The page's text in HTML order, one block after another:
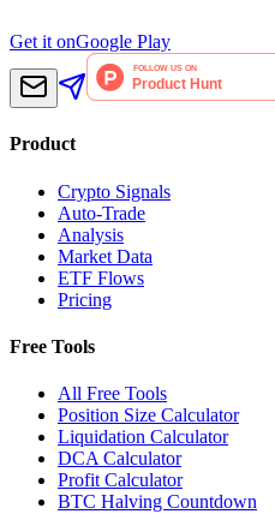
Get it onGoogle Play
Product
Crypto Signals
Auto-Trade
Analysis
Market Data
ETF Flows
Pricing
Free Tools
All Free Tools
Position Size Calculator
Liquidation Calculator
DCA Calculator
Profit Calculator
BTC Halving Countdown